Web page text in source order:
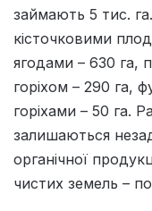
займають 5 тис.
кісточковими
ягодами – 630 га,
горіхом – 290 га,
горіхами – 50 га.
залишаються
органічної
чистих земель –